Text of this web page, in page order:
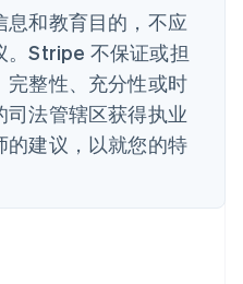
和教育目的，不应
。Stripe 不保证或担
完整性、充分性或时
法管辖区获得执业
的建议，以就您的特